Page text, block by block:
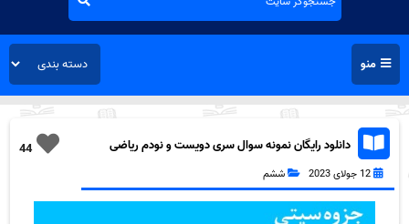
منو
44
دانلود رایگان نمونه سوال سری دویست و نودم ریاضی
ششم دبستان به همراه pdf
12 جولای 2023 ششم